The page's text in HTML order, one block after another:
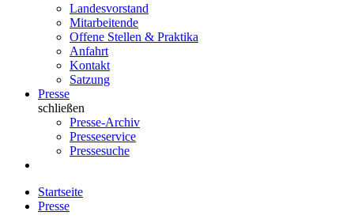
Landesvorstand
Mitarbeitende
Offene Stellen & Praktika
Anfahrt
Kontakt
Satzung
Presse
schließen
Presse-Archiv
Presseservice
Pressesuche
Startseite
Presse